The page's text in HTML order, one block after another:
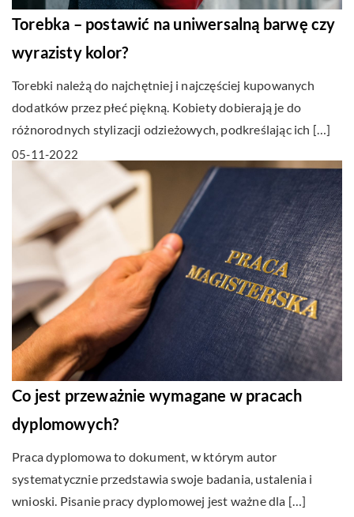
Torebka – postawić na uniwersalną barwę czy
wyrazisty kolor?
Torebki należą do najchętniej i najczęściej kupowanych
dodatków przez płeć piękną. Kobiety dobierają je do
różnorodnych stylizacji odzieżowych, podkreślając ich […]
05-11-2022
Co jest przeważnie wymagane w pracach
dyplomowych?
Praca dyplomowa to dokument, w którym autor
systematycznie przedstawia swoje badania, ustalenia i
wnioski. Pisanie pracy dyplomowej jest ważne dla […]